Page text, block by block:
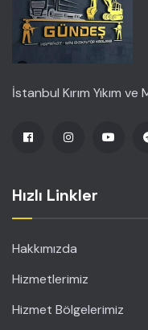
İstanbul Kırım Yıkım
Hızlı Linkler
Hakkımızda
Hizmetlerimiz
Hizmet Bölgelerimiz